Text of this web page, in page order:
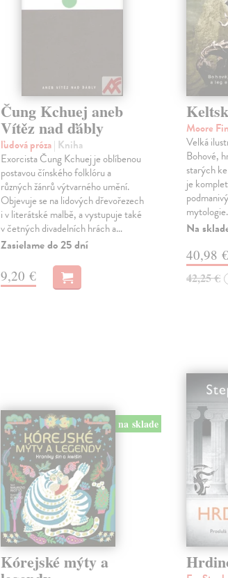
Čung Kchuej aneb
Vítěz nad ďábly
ľudová próza| Kniha
Exorcista Čung Kchuej je oblíbenou
postavou čínského folklóru a
různých žánrů výtvarného umění.
Objevuje se na lidových dřevořezech
i v literátské malbě, a vystupuje také
v četných divadelních hrách a…
Zasielame do 25 dní
9,20 €
Moore
Velká
Bohové,
starých
je
mytologie.
Na
40,98
42,25 €
na sklade
Kórejské mýty a